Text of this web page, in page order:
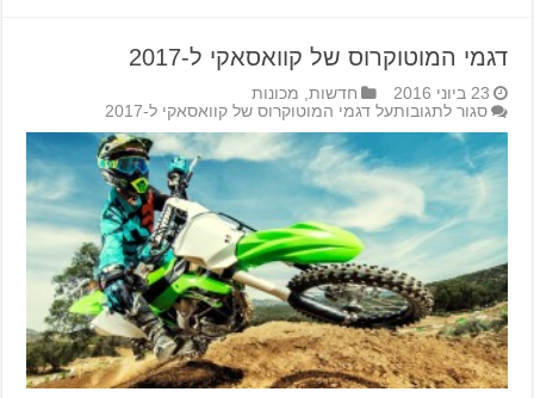
דגמי המוטוקרוס של קוואסאקי ל-2017
23 ביוני 2016 חדשות, מכונות
סגור לתגובותעל דגמי המוטוקרוס של קוואסאקי ל-2017